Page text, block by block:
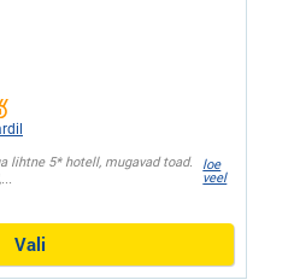
lihtne 5* hotell, mugavad toad.
loe
veel
Vali